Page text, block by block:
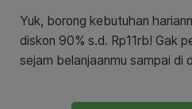
Yuk, borong kebutuhan
diskon 90% s.d. Rp11rb! Gak
sejam belanjaanmu sampai di